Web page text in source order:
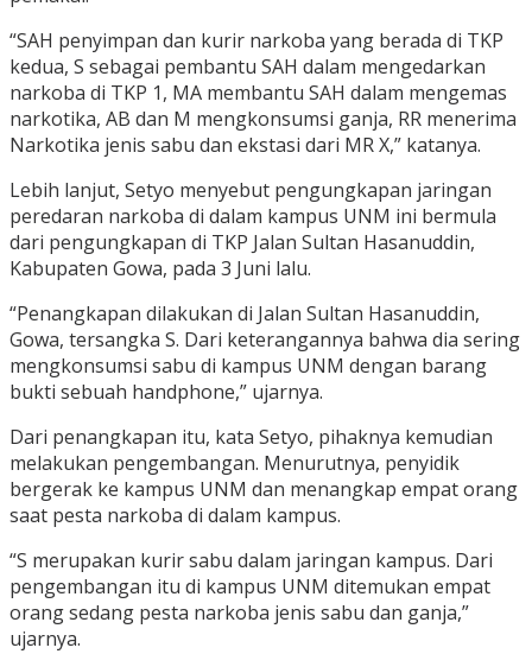
“SAH penyimpan dan kurir narkoba yang berada di TKP
kedua, S sebagai pembantu SAH dalam mengedarkan
narkoba di TKP 1, MA membantu SAH dalam mengemas
narkotika, AB dan M mengkonsumsi ganja, RR menerima
Narkotika jenis sabu dan ekstasi dari MR X,” katanya.
Lebih lanjut, Setyo menyebut pengungkapan jaringan
peredaran narkoba di dalam kampus UNM ini bermula
dari pengungkapan di TKP Jalan Sultan Hasanuddin,
Kabupaten Gowa, pada 3 Juni lalu.
“Penangkapan dilakukan di Jalan Sultan Hasanuddin,
Gowa, tersangka S. Dari keterangannya bahwa dia sering
mengkonsumsi sabu di kampus UNM dengan barang
bukti sebuah handphone,” ujarnya.
Dari penangkapan itu, kata Setyo, pihaknya kemudian
melakukan pengembangan. Menurutnya, penyidik
bergerak ke kampus UNM dan menangkap empat orang
saat pesta narkoba di dalam kampus.
“S merupakan kurir sabu dalam jaringan kampus. Dari
pengembangan itu di kampus UNM ditemukan empat
orang sedang pesta narkoba jenis sabu dan ganja,”
ujarnya.